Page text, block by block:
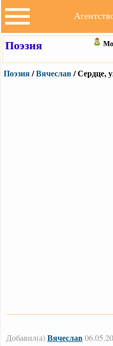
Поэзия
Поэзия/Вячеслав/ Сердце,
Добавил(а)Вячеслав